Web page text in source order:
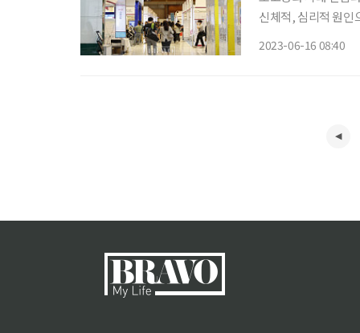
신체적, 심리적 원인
2023-06-16 08:40